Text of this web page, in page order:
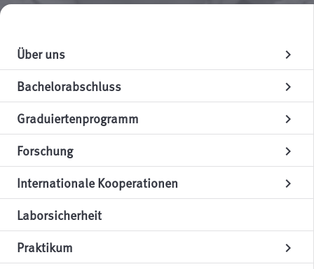
Über uns chevron_right
Bachelorabschluss chevron_right
Graduiertenprogramm chevron_right
Forschung chevron_right
Internationale Kooperationen chevron_right
Laborsicherheit
Praktikum
chevron_right